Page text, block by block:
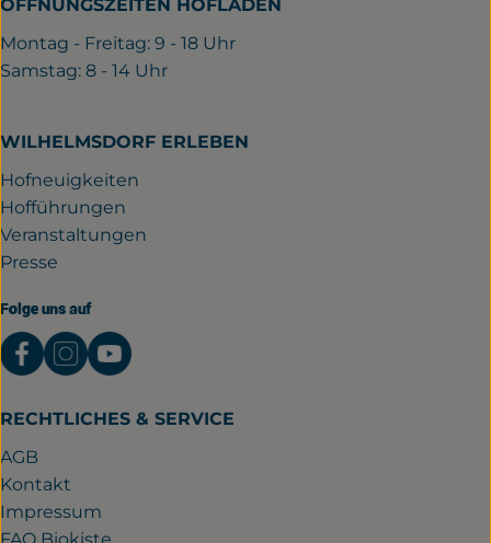
ÖFFNUNGSZEITEN HOFLADEN
Montag - Freitag: 9 - 18 Uhr
Samstag: 8 - 14 Uhr
WILHELMSDORF ERLEBEN
Hofneuigkeiten
Hofführungen
Veranstaltungen
Presse
Folge uns auf
Externer Link zu https://www.facebook.com/
Externer Link zu https://
Externer Link zu https://
RECHTLICHES & SERVICE
AGB
Kontakt
Impressum